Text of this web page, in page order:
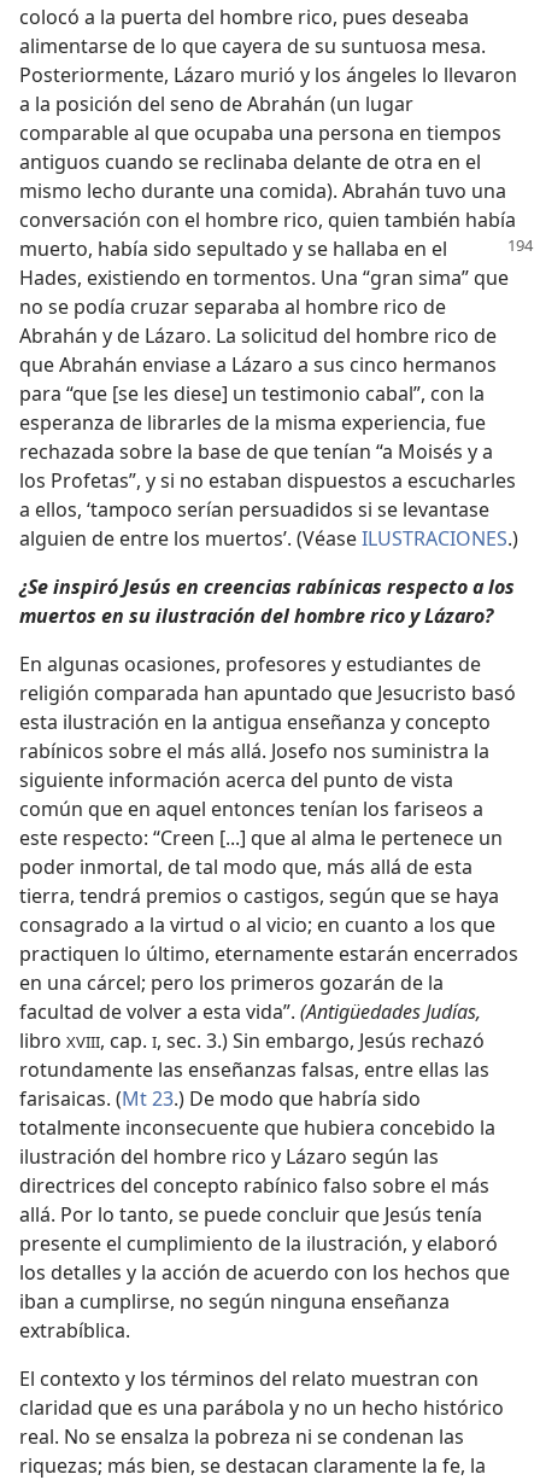
colocó a la puerta del hombre rico, pues deseaba
alimentarse de lo que cayera de su suntuosa mesa.
Posteriormente, Lázaro murió y los ángeles lo llevaron
a la posición del seno de Abrahán (un lugar
comparable al que ocupaba una persona en tiempos
antiguos cuando se reclinaba delante de otra en el
mismo lecho durante una comida). Abrahán tuvo una
conversación con el hombre rico, quien también había
muerto, había sido sepultado y se hallaba en el
Hades, existiendo en tormentos. Una “gran sima” que
no se podía cruzar separaba al hombre rico de
Abrahán y de Lázaro. La solicitud del hombre rico de
que Abrahán enviase a Lázaro a sus cinco hermanos
para “que [se les diese] un testimonio cabal”, con la
esperanza de librarles de la misma experiencia, fue
rechazada sobre la base de que tenían “a Moisés y a
los Profetas”, y si no estaban dispuestos a escucharles
a ellos, ‘tampoco serían persuadidos si se levantase
alguien de entre los muertos’. (VéaseILUSTRACIONES.)
¿Se inspiró Jesús en creencias rabínicas respecto a los
muertos en su ilustración del hombre rico y Lázaro?
En algunas ocasiones, profesores y estudiantes de
religión comparada han apuntado que Jesucristo basó
esta ilustración en la antigua enseñanza y concepto
rabínicos sobre el más allá. Josefo nos suministra la
siguiente información acerca del punto de vista
común que en aquel entonces tenían los fariseos a
este respecto: “Creen [...] que al alma le pertenece un
poder inmortal, de tal modo que, más allá de esta
tierra, tendrá premios o castigos, según que se haya
consagrado a la virtud o al vicio; en cuanto a los que
practiquen lo último, eternamente estarán encerrados
en una cárcel; pero los primeros gozarán de la
facultad de volver a esta vida”. (Antigüedades Judías,
libro XVIII, cap. I, sec. 3.) Sin embargo, Jesús rechazó
rotundamente las enseñanzas falsas, entre ellas las
farisaicas. (Mt 23.) De modo que habría sido
totalmente inconsecuente que hubiera concebido la
ilustración del hombre rico y Lázaro según las
directrices del concepto rabínico falso sobre el más
allá. Por lo tanto, se puede concluir que Jesús tenía
presente el cumplimiento de la ilustración, y elaboró
los detalles y la acción de acuerdo con los hechos que
iban a cumplirse, no según ninguna enseñanza
extrabíblica.
El contexto y los términos del relato muestran con
claridad que es una parábola y no un hecho histórico
real. No se ensalza la pobreza ni se condenan las
riquezas; más bien, se destacan claramente la fe, la